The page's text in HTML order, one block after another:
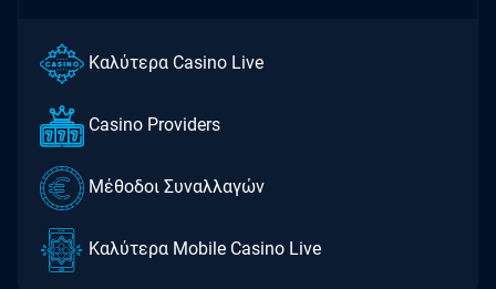
Καλύτερα Casino Live
Casino Providers
Μέθοδοι Συναλλαγών
Καλύτερα Mobile Casino Live